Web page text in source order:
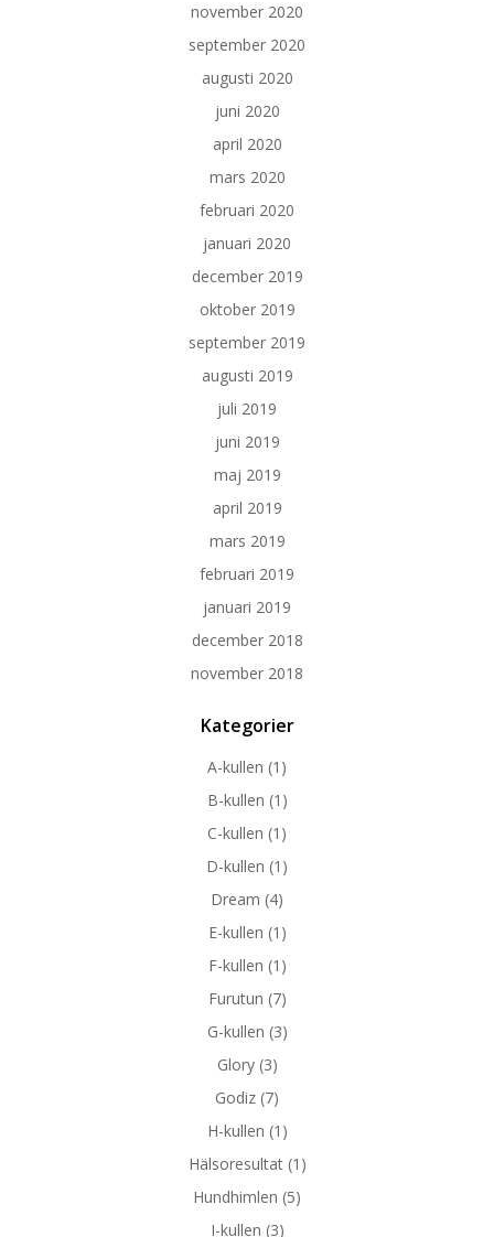
november 2020
september 2020
augusti 2020
juni 2020
april 2020
mars 2020
februari 2020
januari 2020
december 2019
oktober 2019
september 2019
augusti 2019
juli 2019
juni 2019
maj 2019
april 2019
mars 2019
februari 2019
januari 2019
december 2018
november 2018
Kategorier
A-kullen (1)
B-kullen (1)
C-kullen (1)
D-kullen (1)
Dream (4)
E-kullen (1)
F-kullen (1)
Furutun (7)
G-kullen (3)
Glory(3)
Godiz (7)
H-kullen (1)
Hälsoresultat(1)
Hundhimlen (5)
I-kullen (3)